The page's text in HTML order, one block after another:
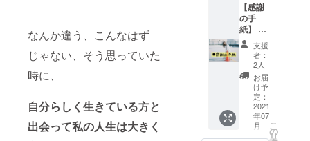
なんか違う、こんなはず
じゃない、そう思っていた
時に、
自分らしく生きている方と
出会って私の人生は大きく
【感謝
の手
紙】 心
から感
謝の気
持ちを
込め
て、手
紙を送
らせて
いただ
きま
支援
者：
2人
お届
け予
定：
2021
年07
月
こ
の
リ